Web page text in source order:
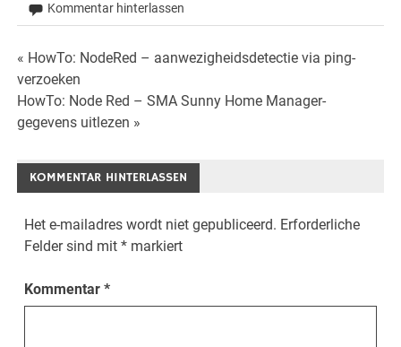
Kommentar hinterlassen
Beitrags-
Navigation
« HowTo: NodeRed – aanwezigheidsdetectie via ping-
verzoeken
HowTo: Node Red – SMA Sunny Home Manager-
gegevens uitlezen »
KOMMENTAR HINTERLASSEN
Het e-mailadres wordt niet gepubliceerd. Erforderliche
Felder sind mit* markiert
Kommentar*